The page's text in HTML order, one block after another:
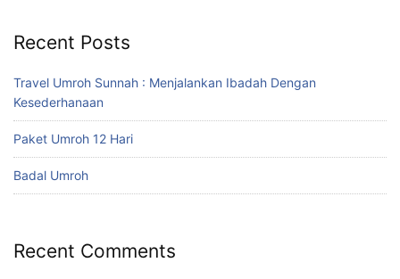
Recent Posts
Travel Umroh Sunnah : Menjalankan Ibadah Dengan
Kesederhanaan
Paket Umroh 12 Hari
Badal Umroh
Recent Comments